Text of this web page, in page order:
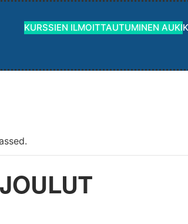
KURSSIEN ILMOITTAUTUMINEN AUKI